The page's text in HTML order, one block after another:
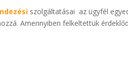
szolgáltatásai az ügyfél
Amennyiben felkeltettük